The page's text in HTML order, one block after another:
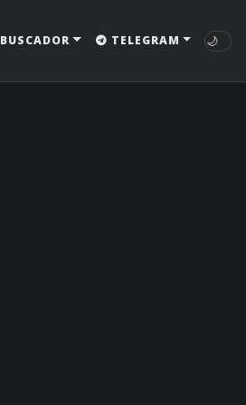
BUSCADOR TELEGRAM 🌙